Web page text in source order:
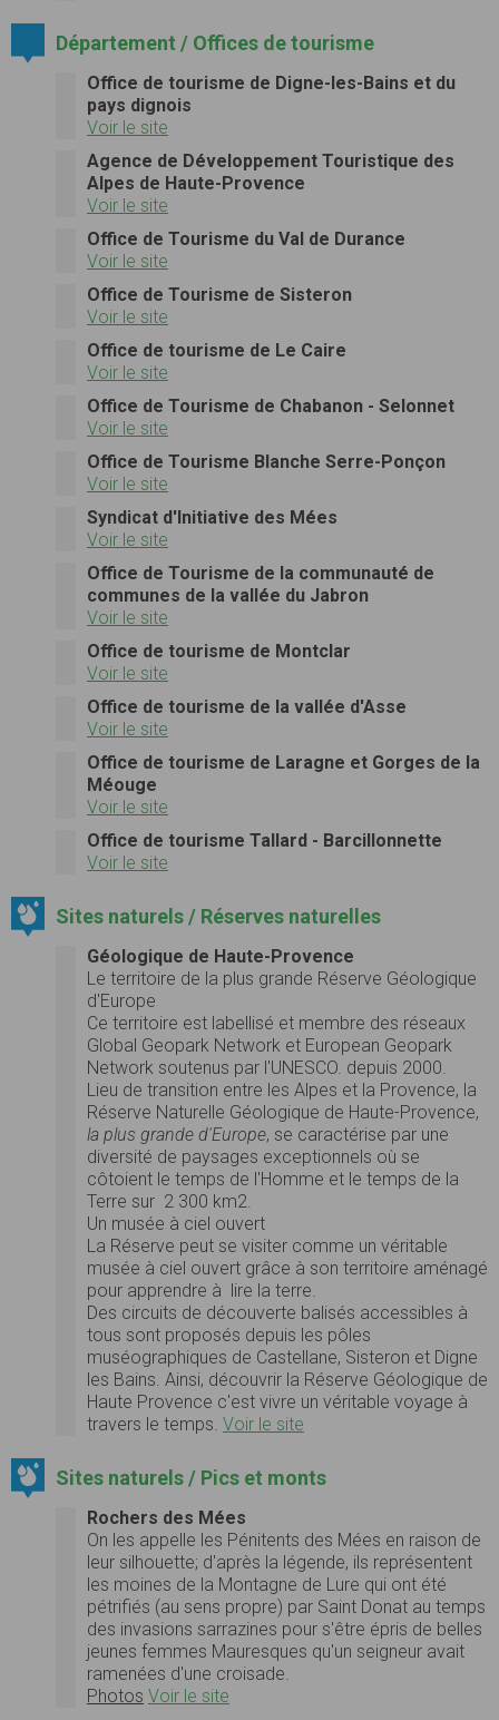
Département / Offices de tourisme
Office de tourisme de Digne-les-Bains et du
pays dignois
Voir le site
Agence de Développement Touristique des
Alpes de Haute-Provence
Voir le site
Office de Tourisme du Val de Durance
Voir le site
Office de Tourisme de Sisteron
Voir le site
Office de tourisme de Le Caire
Voir le site
Office de Tourisme de Chabanon - Selonnet
Voir le site
Office de Tourisme Blanche Serre-Ponçon
Voir le site
Syndicat d'Initiative des Mées
Voir le site
Office de Tourisme de la communauté de
communes de la vallée du Jabron
Voir le site
Office de tourisme de Montclar
Voir le site
Office de tourisme de la vallée d'Asse
Voir le site
Office de tourisme de Laragne et Gorges de la
Méouge
Voir le site
Office de tourisme Tallard - Barcillonnette
Voir le site
Sites naturels / Réserves naturelles
Géologique de Haute-Provence
Le territoire de la plus grande Réserve Géologique
d'Europe
Ce territoire est labellisé et membre des réseaux
Global Geopark Network et European Geopark
Network soutenus par l'UNESCO. depuis 2000.
Lieu de transition entre les Alpes et la Provence, la
Réserve Naturelle Géologique de Haute-Provence,
la plus grande d'Europe, se caractérise par une
diversité de paysages exceptionnels où se
côtoient le temps de l'Homme et le temps de la
Terre sur 2 300 km2.
Un musée à ciel ouvert
La Réserve peut se visiter comme un véritable
musée à ciel ouvert grâce à son territoire aménagé
pour apprendre à lire la terre.
Des circuits de découverte balisés accessibles à
tous sont proposés depuis les pôles
muséographiques de Castellane, Sisteron et Digne
les Bains. Ainsi, découvrir la Réserve Géologique de
Haute Provence c'est vivre un véritable voyage à
travers le temps. Voir le site
Sites naturels / Pics et monts
Rochers des Mées
On les appelle les Pénitents des Mées en raison de
leur silhouette; d'après la légende, ils représentent
les moines de la Montagne de Lure qui ont été
pétrifiés (au sens propre) par Saint Donat au temps
des invasions sarrazines pour s'être épris de belles
jeunes femmes Mauresques qu'un seigneur avait
ramenées d'une croisade.
Photos Voir le site